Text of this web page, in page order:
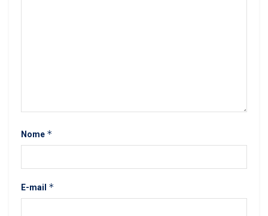
Nome *
E-mail *